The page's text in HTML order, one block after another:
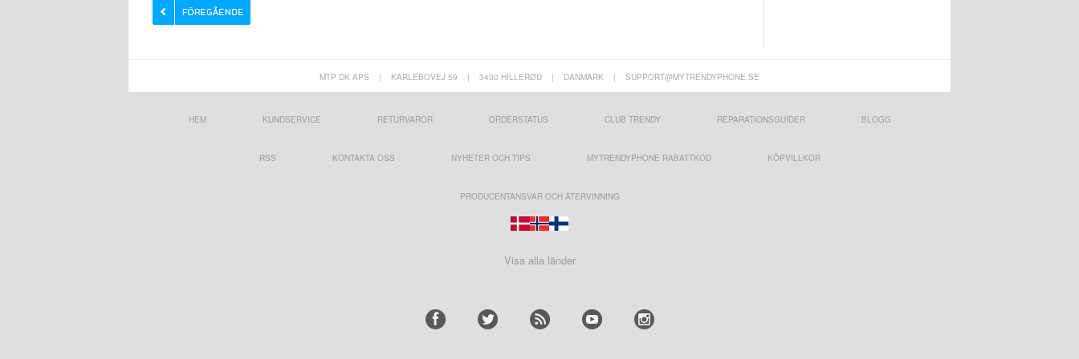
MTP DK APS | KARLEBOVEJ 59 | 3400 HILLERØD | DANMARK | SUPPORT@MYTRENDYPHONE.SE
HEM KUNDSERVICE RETURVAROR ORDERSTATUS CLUB TRENDY REPARATIONSGUIDER BLOGG
RSS KONTAKTA OSS NYHETER OCH TIPS MYTRENDYPHONE RABATTKOD KÖPVILLKOR
PRODUCENTANSVAR OCH ÅTERVINNING
Visa alla länder